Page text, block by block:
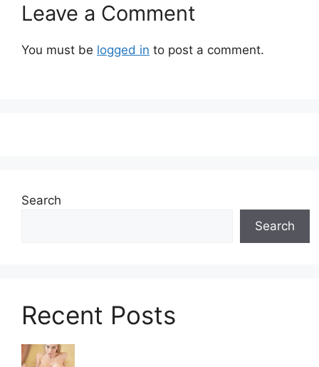
Leave a Comment
You must be logged in to post a comment.
Search
Search
Recent Posts